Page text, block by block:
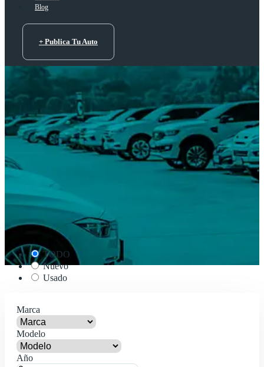
Blog
+ Publica Tu Auto
TODO
Nuevo
Usado
Marca
Modelo
Año